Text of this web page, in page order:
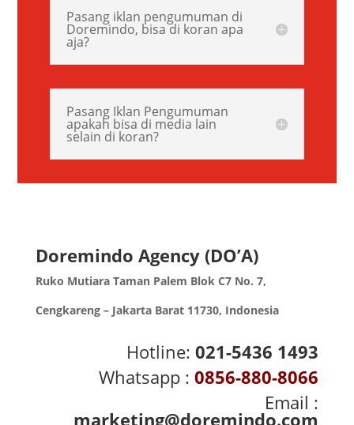
Pasang iklan pengumuman di
Doremindo, bisa di koran apa
aja?
Pasang Iklan Pengumuman
apakah bisa di media lain
selain di koran?
Doremindo Agency (DO’A)
Ruko Mutiara Taman Palem Blok C7 No. 7,
Cengkareng – Jakarta Barat 11730, Indonesia
Hotline:021-5436 1493
Whatsapp :0856-880-8066
Email :
marketing@doremindo.com